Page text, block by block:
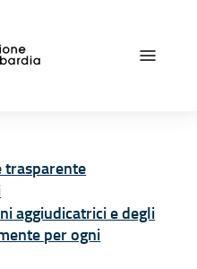
trasparente
aggiudicatrici e degli
per ogni